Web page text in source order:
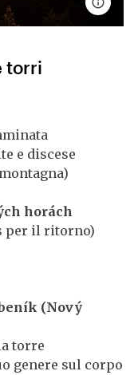
torri
e discese
horách
per il ritorno)
(Nový
torre
genere sul corpo